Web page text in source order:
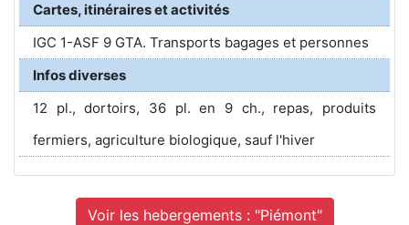
Cartes, itinéraires et activités
IGC 1-ASF 9 GTA. Transports bagages et personnes
Infos diverses
12 pl., dortoirs, 36 pl. en 9 ch., repas, produits
fermiers, agriculture biologique, sauf l'hiver
Voir les hebergements : "Piémont"